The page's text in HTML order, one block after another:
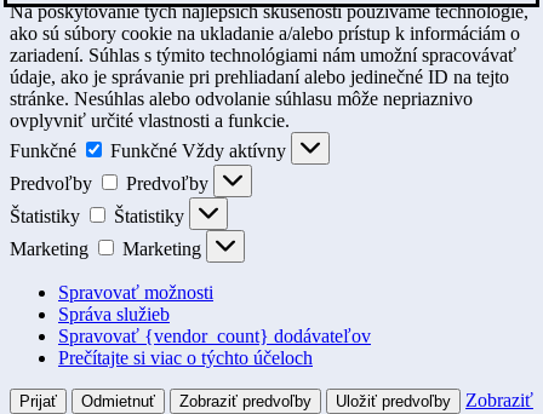
Na poskytovanie tých najlepších skúseností používame technológie,
ako sú súbory cookie na ukladanie a/alebo prístup k informáciám o
zariadení. Súhlas s týmito technológiami nám umožní spracovávať
údaje, ako je správanie pri prehliadaní alebo jedinečné ID na tejto
stránke. Nesúhlas alebo odvolanie súhlasu môže nepriaznivo
ovplyvniť určité vlastnosti a funkcie.
Funkčné
Funkčné Vždy aktívny
Predvoľby
Predvoľby
Štatistiky
Štatistiky
Marketing
Marketing
Spravovať možnosti
Správa služieb
Spravovať {vendor_count} dodávateľov
Prečítajte si viac o týchto účeloch
Prijať Odmietnuť Zobraziť predvoľby Uložiť predvoľby
Zobraziť